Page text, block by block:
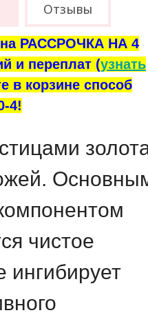
Отзывы
РАССРОЧКА НА 4
и переплат (узнать
в корзине способ
4!
чистое
ингибирует